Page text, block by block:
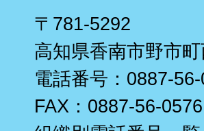
〒781-5292
高知県香南市野市
電話番号：0887-
FAX：0887-56-0576